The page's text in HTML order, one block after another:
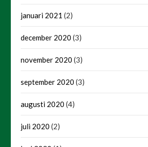
januari 2021 (2)
december 2020 (3)
november 2020 (3)
september 2020 (3)
augusti 2020 (4)
juli 2020 (2)